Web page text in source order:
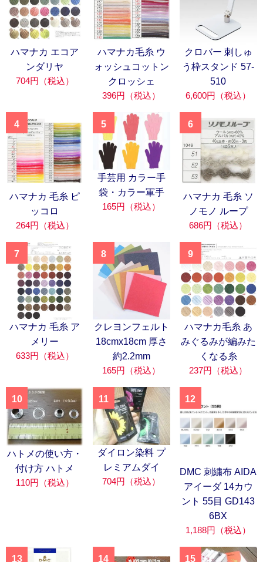
ハマナカ エコア
ンダリヤ
704円（税込）
ハマナカ毛糸 ウ
ォッシュコットン
クロッシェ
396円（税込）
クロバー 刺しゅ
う枠スタンド 57-
510
6,600円（税込）
4
ハマナカ 毛糸 ピ
ッコロ
264円（税込）
5
手芸用 カラー手
袋・カラー軍手
165円（税込）
6
ハマナカ 毛糸 ソ
ノモノ ループ
686円（税込）
7
ハマナカ 毛糸 ア
メリー
633円（税込）
8
クレヨンフェルト
18cmx18cm 厚さ
約2.2mm
165円（税込）
9
ハマナカ毛糸 あ
みぐるみが編みた
くなる糸
237円（税込）
10
ハトメの使い方・
付け方 ハトメ
110円（税込）
11
ダイロン染料 プ
レミアムダイ
704円（税込）
12
DMC 刺繍布 AIDA
アイーダ 14カウ
ント 55目 GD143
6BX
1,188円（税込）
13 14 15